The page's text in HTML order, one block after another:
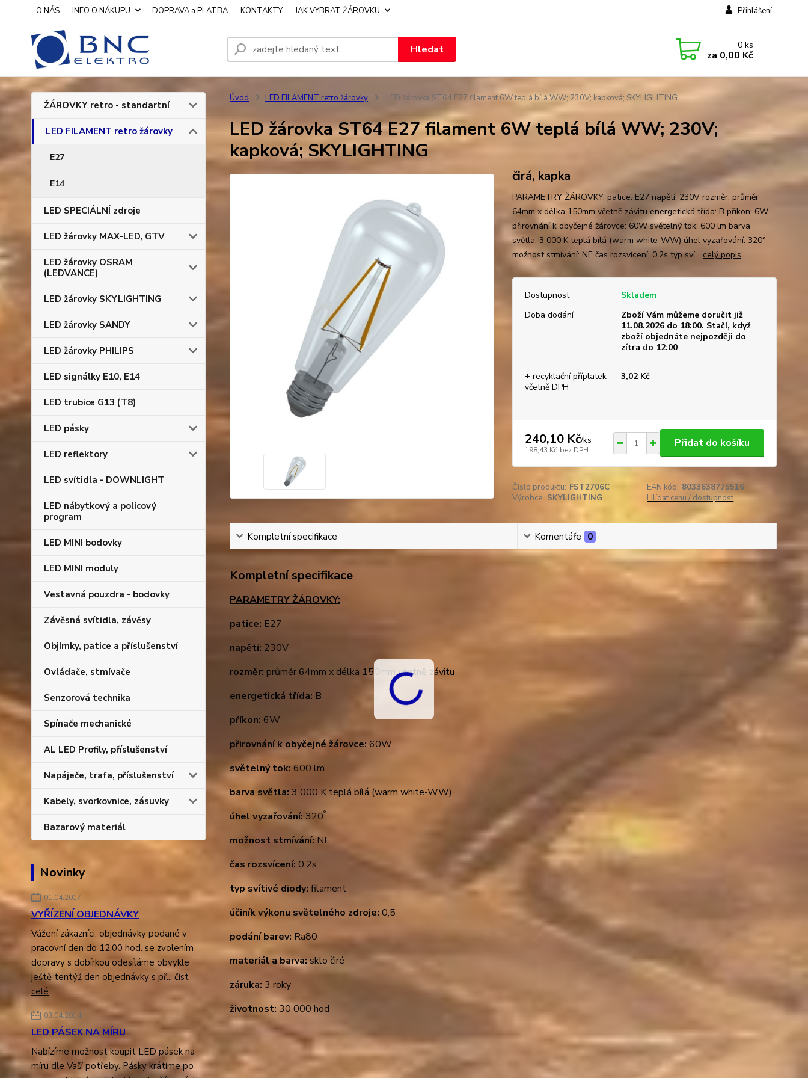
O NÁS INFO O NÁKUPU DOPRAVA a PLATBA KONTAKTY JAK VYBRAT ŽÁROVKU Přihlášení
Hledat 0ks
za 0,00 Kč
ŽÁROVKY retro - standartní
LED FILAMENT retro žárovky
E27
E14
LED SPECIÁLNÍ zdroje
LED žárovky MAX-LED, GTV
LED žárovky OSRAM
(LEDVANCE)
LED žárovky SKYLIGHTING
LED žárovky SANDY
LED žárovky PHILIPS
LED signálky E10, E14
LED trubice G13 (T8)
LED pásky
LED reflektory
LED svítidla - DOWNLIGHT
LED nábytkový a policový
program
LED MINI bodovky
LED MINI moduly
Vestavná pouzdra - bodovky
Závěsná svítidla, závěsy
Objímky, patice a příslušenství
Ovládače, stmívače
Senzorová technika
Spínače mechanické
AL LED Profily, příslušenství
Napáječe, trafa, příslušenství
Kabely, svorkovnice, zásuvky
Bazarový materiál
Novinky
01.04.2017
VYŘÍZENÍ OBJEDNÁVKY
Vážení zákazníci, objednávky podané v
pracovní den do 12.00 hod. se zvolením
dopravy s dobírkou odesíláme obvykle
ještě tentýž den objednávky s př... číst
celé
03.04.2014
LED PÁSEK NA MÍRU
Nabízíme možnost koupit LED pásek na
míru dle Vaší potřeby. Pásky krátíme po
Úvod LED FILAMENT retro žárovky LED žárovka ST64 E27 filament 6W teplá bílá WW; 230V; kapková; SKYLIGHTING
LED žárovka ST64 E27 filament 6W teplá bílá WW; 230V;
kapková; SKYLIGHTING
čirá, kapka
PARAMETRY ŽÁROVKY: patice: E27 napětí: 230V rozměr: průměr
64mm x délka 150mm včetně závitu energetická třída: B příkon: 6W
přirovnání k obyčejné žárovce: 60W světelný tok: 600 lm barva
světla: 3 000 K teplá bílá (warm white-WW) úhel vyzařování: 320°
možnost stmívání: NE čas rozsvícení: 0,2s typ sví... celý popis
Dostupnost
Skladem
Doba dodání
Zboží Vám můžeme doručit již
11.08.2026 do 18:00. Stačí, když
zboží objednáte nejpozději do
zítra do 12:00
+ recyklační příplatek
včetně DPH
3,02 Kč
240,10 Kč/ks
198,43 Kč bez DPH
Přidat do košíku
Číslo produktu: FST2706C EAN kód: 8033638775516
Výrobce: SKYLIGHTING Hlídat cenu / dostupnost
Kompletní specifikace Komentáře 0
Kompletní specifikace
PARAMETRY ŽÁROVKY:
patice: E27
napětí: 230V
rozměr: průměr 64mm x délka 150mm včetně závitu
energetická třída: B
příkon: 6W
přirovnání k obyčejné žárovce: 60W
světelný tok: 600 lm
barva světla: 3 000 K teplá bílá (warm white-WW)
úhel vyzařování: 320°
možnost stmívání: NE
čas rozsvícení: 0,2s
typ svítivé diody: filament
účiník výkonu světelného zdroje: 0,5
podání barev: Ra80
materiál a barva:sklo čiré
záruka: 3 roky
životnost: 30 000 hod